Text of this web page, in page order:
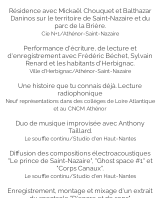
Résidence avec Mickaël Chouquet et Balthazar
Daninos sur le territoire de Saint-Nazaire et du
parc de la Brière.
Cie N+1/Athénor-Saint-Nazaire
Performance d'écriture, de lecture et
d'enregistrement avec Frédéric Béchet, Sylvain
Renard et les habitants d'Herbignac.
Ville d'Herbignac/Athénor-Saint-Nazaire
Une histoire que tu connais déjà. Lecture
radiophonique
Neuf représentations dans des collèges de Loire Atlantique
et au CNCM Athénor
Duo de musique improvisée avec Anthony
Taillard.
Le souffle continu/Studio d'en Haut-Nantes
Diffusion des compositions électroacoustiques
"Le prince de Saint-Nazaire", "Ghost space #1" et
"Corps Canaux".
Le souffle continu/Studio d'en Haut-Nantes
Enregistrement, montage et mixage d'un extrait